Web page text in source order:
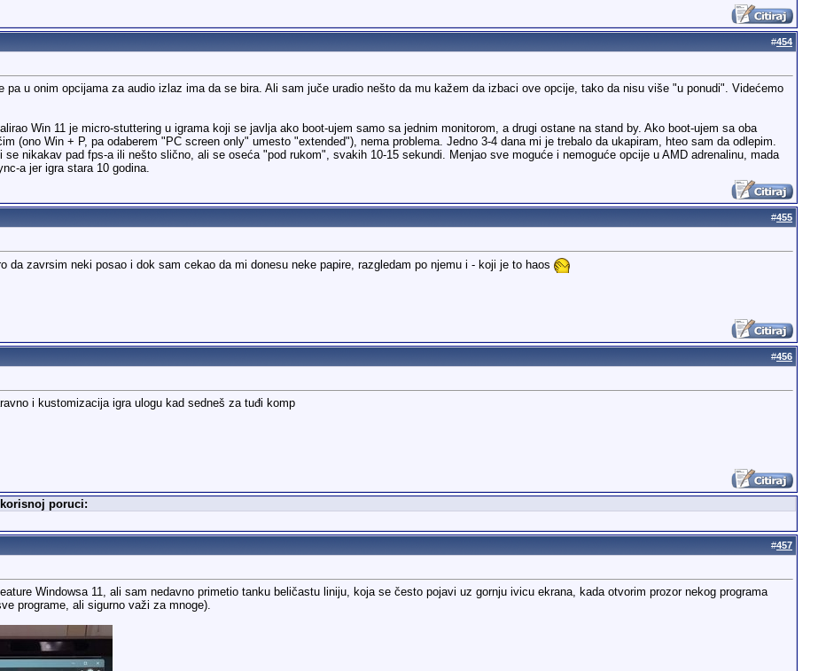
#454
pa u onim opcijama za audio izlaz ima da se bira. Ali sam juče uradio nešto da mu kažem da izbaci ove opcije, tako da nisu više "u ponudi". Videćemo
Win 11 je micro-stuttering u igrama koji se javlja ako boot-ujem samo sa jednim monitorom, a drugi ostane na stand by. Ako boot-ujem sa oba
(ono Win + P, pa odaberem "PC screen only" umesto "extended"), nema problema. Jedno 3-4 dana mi je trebalo da ukapiram, hteo sam da odlepim.
se nikakav pad fps-a ili nešto slično, ali se oseća "pod rukom", svakih 10-15 sekundi. Menjao sve moguće i nemoguće opcije u AMD adrenalinu, mada
a jer igra stara 10 godina.
#455
da zavrsim neki posao i dok sam cekao da mi donesu neke papire, razgledam po njemu i - koji je to haos
#456
i kustomizacija igra ulogu kad sedneš za tuđi komp
poruci:
#457
Windowsa 11, ali sam nedavno primetio tanku beličastu liniju, koja se često pojavi uz gornju ivicu ekrana, kada otvorim prozor nekog programa
programe, ali sigurno važi za mnoge).